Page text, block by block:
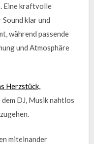
Eine kraftvolle
klar und
während passende
und Atmosphäre
Herzstück,
DJ, Musik nahtlos
miteinander